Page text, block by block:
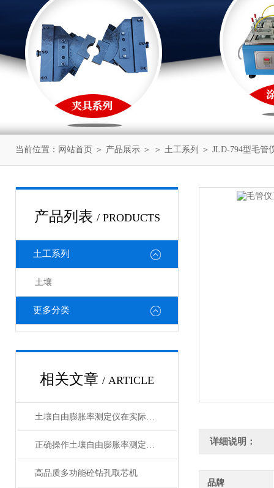
当前位置： 网站首页 ＞ 产品展示 ＞ ＞ 土工系列 ＞ JLD-794型毛管
产品列表 / PRODUCTS
土工系列
土壤
更多分类
相关文章 / ARTICLE
土壤自由膨胀率测定仪在实际操作中的常见问题相应解决方法分享
正确操作土壤自由膨胀率测定仪可确保获得准确可靠的测试结果
高品质多功能砼钻孔取芯机
详细说明：
品牌